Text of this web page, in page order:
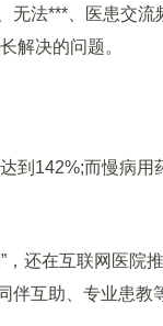
无法***、医患交流
解决的问题。
到142%;而慢病用
还在互联网医院推
伴互助、专业患教